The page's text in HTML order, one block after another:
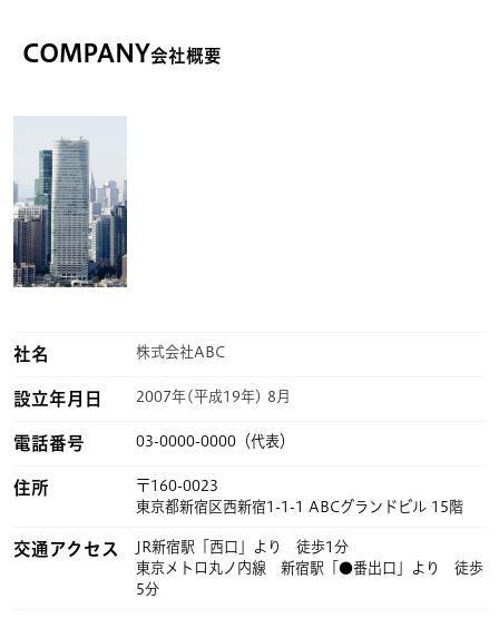
COMPANY会社概要
社名 株式会社ABC
設立年月日 2007年(平成19年) 8月
電話番号 03-0000-0000（代表）
住所
〒160-0023
東京都新宿区西新宿1-1-1 ABCグランドビル 15階
交通アクセス
JR新宿駅「西口」より 徒歩1分
東京メトロ丸ノ内線 新宿駅「●番出口」より 徒歩
5分